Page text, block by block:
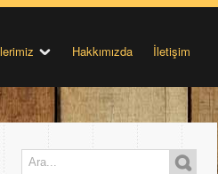
Hakkımızda İletişim